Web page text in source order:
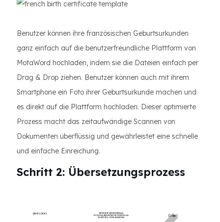
Benutzer können ihre französischen Geburtsurkunden
ganz einfach auf die benutzerfreundliche Plattform von
MotaWord hochladen, indem sie die Dateien einfach per
Drag & Drop ziehen. Benutzer können auch mit ihrem
Smartphone ein Foto ihrer Geburtsurkunde machen und
es direkt auf die Plattform hochladen. Dieser optimierte
Prozess macht das zeitaufwändige Scannen von
Dokumenten überflüssig und gewährleistet eine schnelle
und einfache Einreichung.
Schritt 2: Übersetzungsprozess